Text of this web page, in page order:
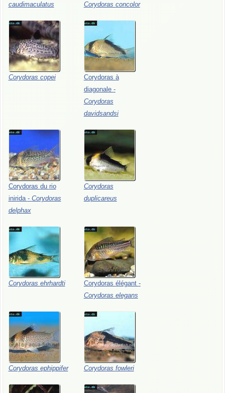
caudimaculatus
Corydoras concolor
Corydoras copei Corydoras à
diagonale -
Corydoras
davidsandsi
Corydoras du rio
inirida - Corydoras
delphax
Corydoras
duplicareus
Corydoras ehrhardti Corydoras élégant -
Corydoras elegans
Corydoras ephippifer Corydoras fowleri